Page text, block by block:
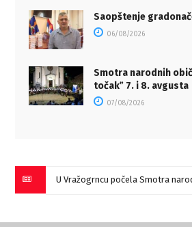
Saopštenje
06/08/2026
Smotra narodnih
točakˮ 7. i 8. avgusta
07/08/2026